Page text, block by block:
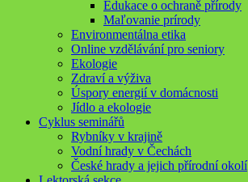
Edukace o ochraně přírody
Maľovanie prírody
Environmentálna etika
Online vzdělávání pro seniory
Ekologie
Zdraví a výživa
Úspory energií v domácnosti
Jídlo a ekologie
Cyklus seminářů
Rybníky v krajině
Vodní hrady v Čechách
České hrady a jejich přírodní okolí